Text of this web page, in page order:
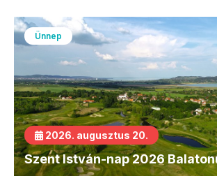
Ünnep
2026. augusztus 20.
Szent István-nap 2026